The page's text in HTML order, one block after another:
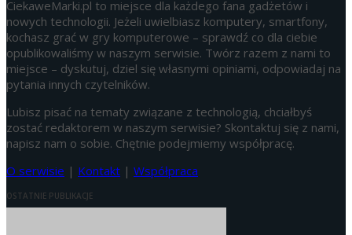
CiekaweMarki.pl to miejsce dla każdego fana gadżetów i
nowych technologii. Jeżeli uwielbiasz komputery, smartfony,
kochasz grać w gry komputerowe – sprawdź co dla ciebie
opublikowaliśmy w naszym serwisie. Twórz razem z nami to
miejsce – dyskutuj, dziel się własnymi opiniami, odpowiadaj na
pytania innych czytelników.
Lubisz pisać na tematy związane z technologią, chciałbyś
zostać redaktorem w naszym serwisie? Skontaktuj się z nami,
napisz nam o sobie. Chętnie podejmiemy współpracę.
O serwisie | Kontakt | Współpraca
OSTATNIE PUBLIKACJE